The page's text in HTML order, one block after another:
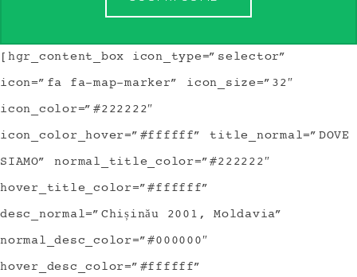
[hgr_content_box icon_type=”selector”
icon=”fa fa-map-marker” icon_size=”32″
icon_color=”#222222″
icon_color_hover=”#ffffff” title_normal=”DOVE
SIAMO” normal_title_color=”#222222″
hover_title_color=”#ffffff”
desc_normal=”Chișinău 2001, Moldavia”
normal_desc_color=”#000000″
hover_desc_color=”#ffffff”